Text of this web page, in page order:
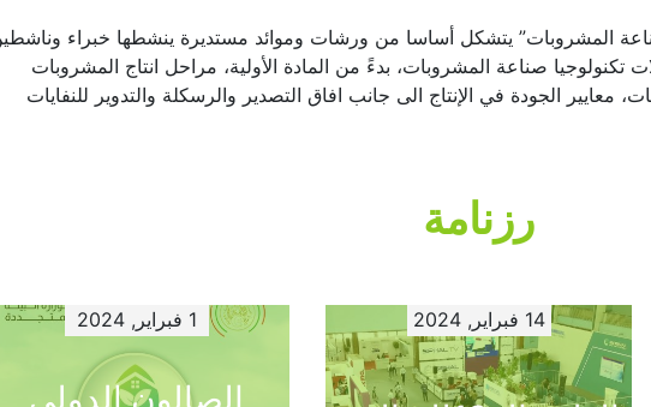
المشروبات” يتشكل أساسا من ورشات وموائد مستديرة ينشطها خبراء وناشطين
صناعة المشروبات، بدءً من المادة الأولية، مراحل انتاج المشروبات
معايير الجودة في الإنتاج الى جانب افاق التصدير والرسكلة والتدوير للنفايات
رزنامة
14 فبراير, 2024